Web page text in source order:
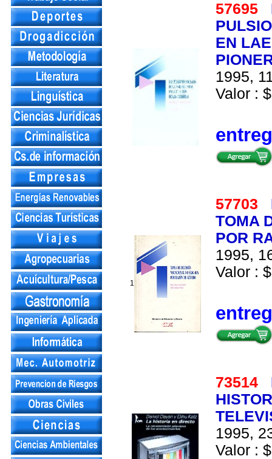
57695
EN
1995,
Valor :
1
57703
TOMA
POR
1995,
Valor :
73514
1995,
Valor :